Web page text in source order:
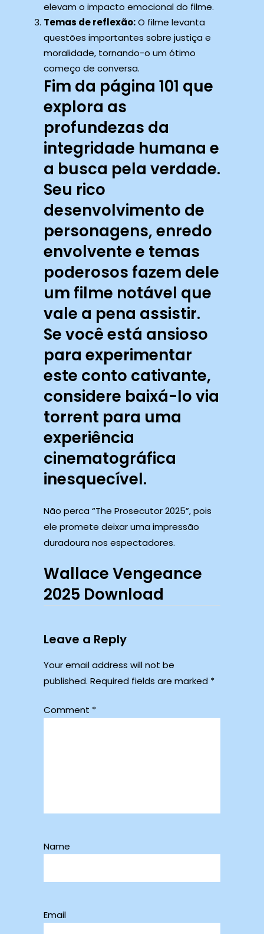
elevam o impacto emocional do filme.
Temas de reflexão:O filme levanta
questões importantes sobre justiça e
moralidade, tornando-o um ótimo
começo de conversa.
Fim da página 101 que
explora as
profundezas da
integridade humana e
a busca pela verdade.
Seu rico
desenvolvimento de
personagens, enredo
envolvente e temas
poderosos fazem dele
um filme notável que
vale a pena assistir.
Se você está ansioso
para experimentar
este conto cativante,
considere baixá-lo via
torrent para uma
experiência
cinematográfica
inesquecível.
Não perca “The Prosecutor 2025”, pois
ele promete deixar uma impressão
duradoura nos espectadores.
Wallace Vengeance
2025 Download
Leave a Reply
Your email address will not be
published. Required fields are marked *
Comment *
Name
Email